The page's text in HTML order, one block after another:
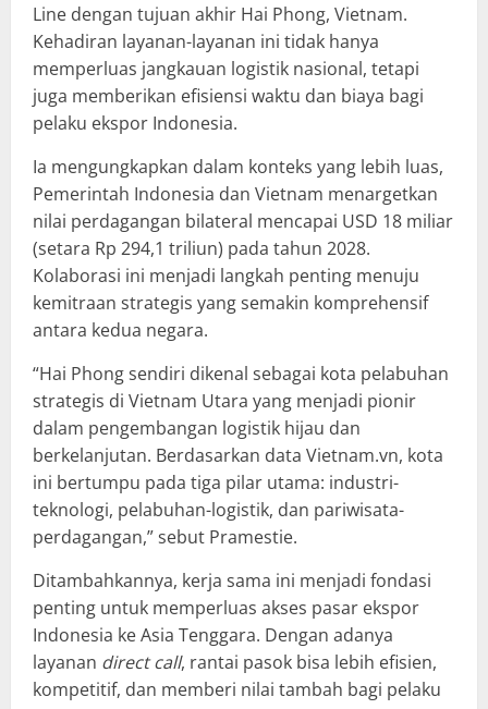
Line dengan tujuan akhir Hai Phong, Vietnam.
Kehadiran layanan-layanan ini tidak hanya
memperluas jangkauan logistik nasional, tetapi
juga memberikan efisiensi waktu dan biaya bagi
pelaku ekspor Indonesia.
Ia mengungkapkan dalam konteks yang lebih luas,
Pemerintah Indonesia dan Vietnam menargetkan
nilai perdagangan bilateral mencapai USD 18 miliar
(setara Rp 294,1 triliun) pada tahun 2028.
Kolaborasi ini menjadi langkah penting menuju
kemitraan strategis yang semakin komprehensif
antara kedua negara.
“Hai Phong sendiri dikenal sebagai kota pelabuhan
strategis di Vietnam Utara yang menjadi pionir
dalam pengembangan logistik hijau dan
berkelanjutan. Berdasarkan data Vietnam.vn, kota
ini bertumpu pada tiga pilar utama: industri-
teknologi, pelabuhan-logistik, dan pariwisata-
perdagangan,” sebut Pramestie.
Ditambahkannya, kerja sama ini menjadi fondasi
penting untuk memperluas akses pasar ekspor
Indonesia ke Asia Tenggara. Dengan adanya
layanan direct call, rantai pasok bisa lebih efisien,
kompetitif, dan memberi nilai tambah bagi pelaku